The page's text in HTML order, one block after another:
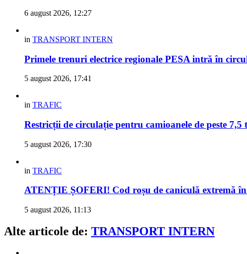
6 august 2026, 12:27
in TRANSPORT INTERN
Primele trenuri electrice regionale PESA intră în
5 august 2026, 17:41
in TRAFIC
Restricții de circulație pentru camioanele de peste
5 august 2026, 17:30
in TRAFIC
ATENȚIE ȘOFERI! Cod roșu de caniculă extremă
5 august 2026, 11:13
Alte articole de: TRANSPORT INTERN